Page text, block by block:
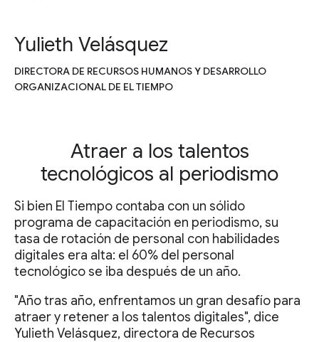
Yulieth Velásquez
DIRECTORA DE RECURSOS HUMANOS Y DESARROLLO
ORGANIZACIONAL DE EL TIEMPO
Atraer a los talentos
tecnológicos al periodismo
Si bien El Tiempo contaba con un sólido
programa de capacitación en periodismo, su
tasa de rotación de personal con habilidades
digitales era alta: el 60% del personal
tecnológico se iba después de un año.
"Año tras año, enfrentamos un gran desafío para
atraer y retener a los talentos digitales", dice
Yulieth Velásquez, directora de Recursos